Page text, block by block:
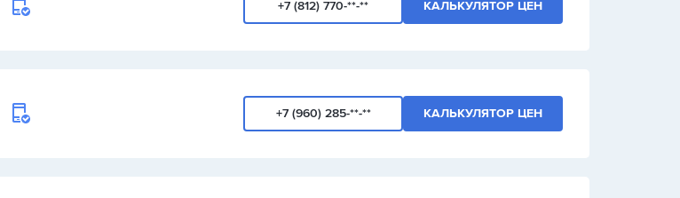
+7 (812) 770-**-** КАЛЬКУЛЯТОР ЦЕН
+7 (960) 285-**-** КАЛЬКУЛЯТОР ЦЕН